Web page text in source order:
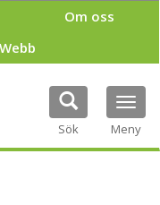
Om oss
Sök Meny